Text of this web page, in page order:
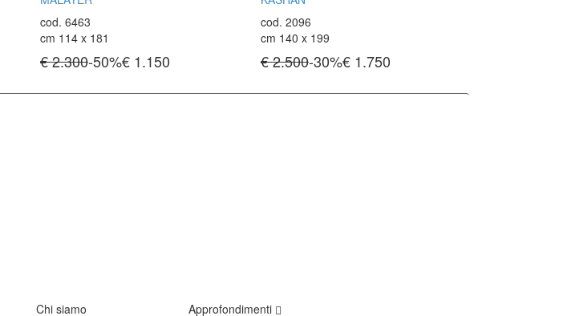
cod. 6463
cm 114 x 181
€ 2.300-50%€ 1.150
cod. 2096
cm 140 x 199
€ 2.500-30%€ 1.750
Chi siamo Approfondimenti